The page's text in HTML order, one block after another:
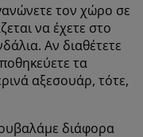
τον χώρο σε
να έχετε στο
Αν διαθέτετε
τα
αξεσουάρ, τότε,
διάφορα